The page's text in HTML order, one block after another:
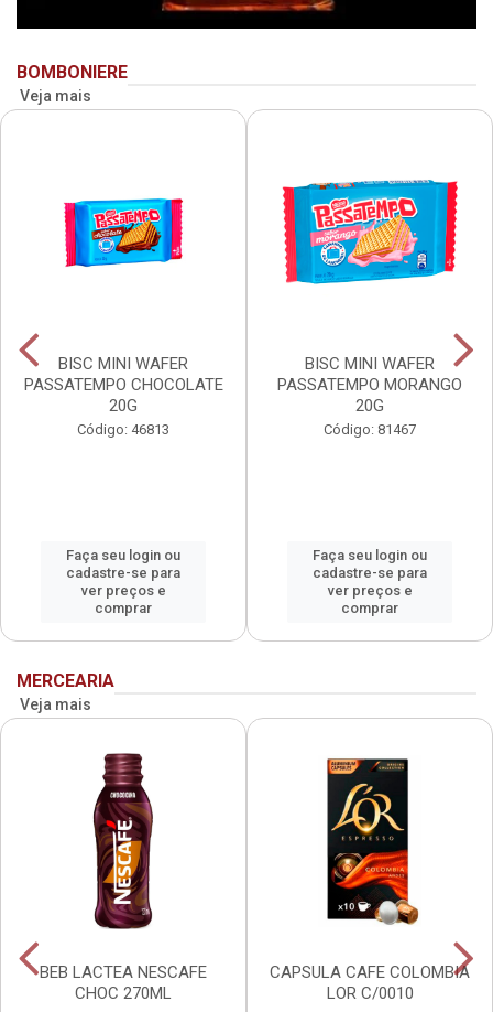
BOMBONIERE
Veja mais
BISC MINI WAFER
PASSATEMPO CHOCOLATE
20G
Código: 46813
Faça seu login ou
cadastre-se para
ver preços e
comprar
BISC MINI WAFER
PASSATEMPO MORANGO
20G
Código: 81467
Faça seu login ou
cadastre-se para
ver preços e
comprar
MERCEARIA
Veja mais
BEB LACTEA NESCAFE
CHOC 270ML
CAPSULA CAFE COLOMBIA
LOR C/0010